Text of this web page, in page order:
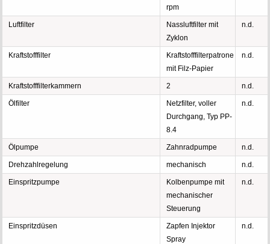
rpm
Luftfilter
Nassluftfilter mit
Zyklon
n.d.
Kraftstofffilter
Kraftstofffilterpatrone
mit Filz-Papier
n.d.
Kraftstofffilterkammern 2 n.d.
Ölfilter
Netzfilter, voller
Durchgang, Typ PP-
8.4
n.d.
Ölpumpe Zahnradpumpe n.d.
Drehzahlregelung mechanisch n.d.
Einspritzpumpe
Kolbenpumpe mit
mechanischer
Steuerung
n.d.
Einspritzdüsen
Zapfen Injektor
Spray
n.d.